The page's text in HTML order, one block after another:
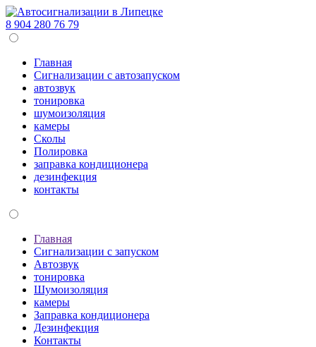
8 904 280 76 79
Главная
Сигнализации c автозапуском
автозвук
тонировка
шумоизоляция
камеры
Сколы
Полировка
заправка кондиционера
дезинфекция
контакты
Главная
Сигнализации c запуском
Автозвук
тонировка
Шумоизоляция
камеры
Заправка кондиционера
Дезинфекция
Контакты